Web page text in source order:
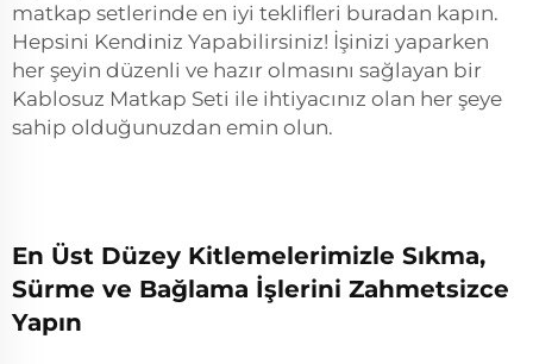
matkap setlerinde en iyi teklifleri buradan kapın.
Hepsini Kendiniz Yapabilirsiniz! İşinizi yaparken
her şeyin düzenli ve hazır olmasını sağlayan bir
Kablosuz Matkap Seti ile ihtiyacınız olan her şeye
sahip olduğunuzdan emin olun.
En Üst Düzey Kitlemelerimizle Sıkma,
Sürme ve Bağlama İşlerini Zahmetsizce
Yapın